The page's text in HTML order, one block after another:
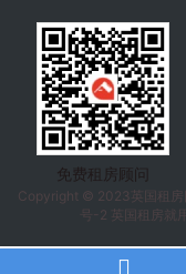
免费租房顾问
Copyright © 2023 英国租房
号-2 英国租房就